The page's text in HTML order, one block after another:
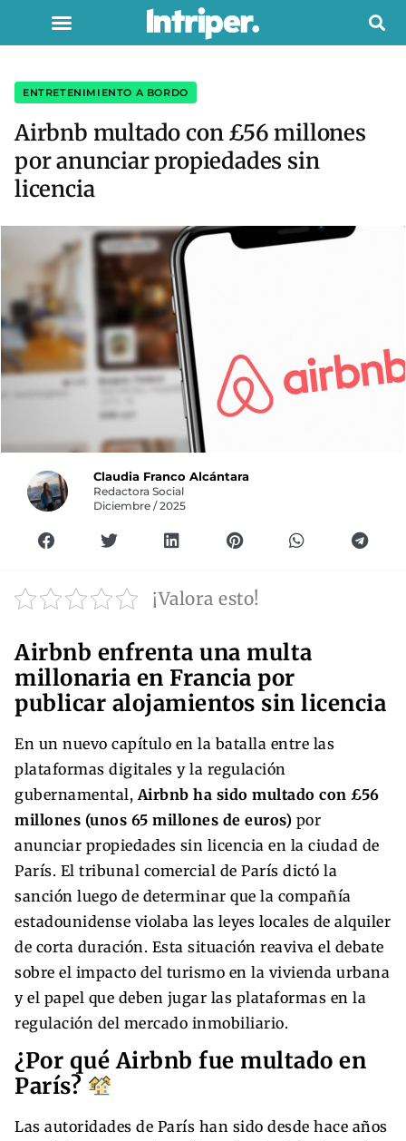
ENTRETENIMIENTO A BORDO
Airbnb multado con £56 millones
por anunciar propiedades sin
licencia
Claudia Franco Alcántara
Redactora Social
Diciembre / 2025
¡Valora esto!
Airbnb enfrenta una multa
millonaria en Francia por
publicar alojamientos sin licencia
En un nuevo capítulo en la batalla entre las
plataformas digitales y la regulación
gubernamental, Airbnb ha sido multado con £56
millones (unos 65 millones de euros) por
anunciar propiedades sin licencia en la ciudad de
París. El tribunal comercial de París dictó la
sanción luego de determinar que la compañía
estadounidense violaba las leyes locales de alquiler
de corta duración. Esta situación reaviva el debate
sobre el impacto del turismo en la vivienda urbana
y el papel que deben jugar las plataformas en la
regulación del mercado inmobiliario.
¿Por qué Airbnb fue multado en
París?
Las autoridades de París han sido desde hace años